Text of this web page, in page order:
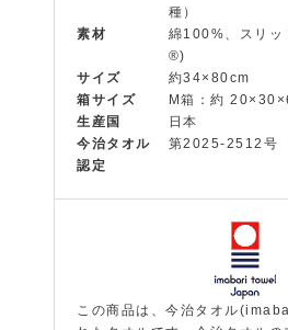
種）
素材
綿100%、スリッ
®)
サイズ
約34×80cm
箱サイズ
M箱：約
生産国
日本
今治タオル
認定
第2025-2512号
この商品は、今治タオル